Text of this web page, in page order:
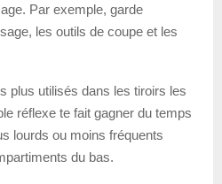
Par exemple, garde
les outils de coupe et les
plus utilisés dans les tiroirs les
réflexe te fait gagner du temps
lourds ou moins fréquents
du bas.